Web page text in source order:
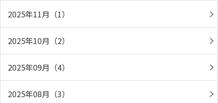
2025年11月（1）
2025年10月（2）
2025年09月（4）
2025年08月（3）